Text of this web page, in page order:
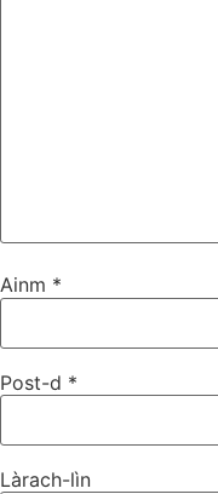
Ainm *
Post-d *
Làrach-lìn